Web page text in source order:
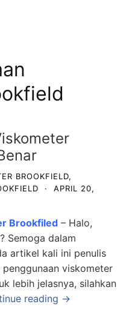
BROOKFIELD,
·
APRIL 20,
Brookfiled – Halo,
Semoga dalam
artikel kali ini penulis
viskometer
lebih jelasnya, silahkan
reading →